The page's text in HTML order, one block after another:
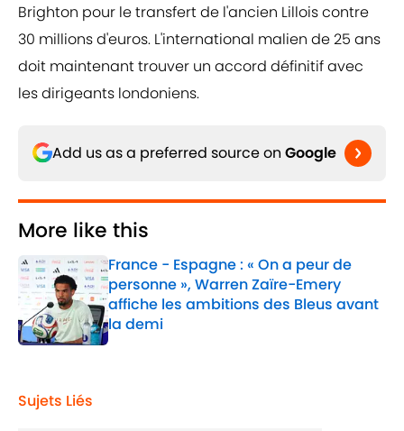
Brighton pour le transfert de l'ancien Lillois contre
30 millions d'euros. L'international malien de 25 ans
doit maintenant trouver un accord définitif avec
les dirigeants londoniens.
Add us as a preferred source on Google
More like this
France - Espagne : « On a peur de
personne », Warren Zaïre-Emery
affiche les ambitions des Bleus avant
la demi
Published by on Invalid Date
Sujets Liés